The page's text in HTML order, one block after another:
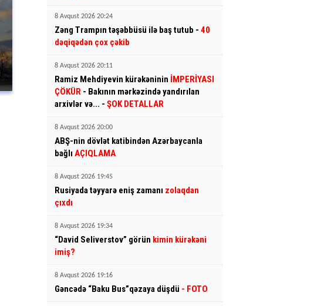
8 Avqust 2026 20:24
Zəng Trampın təşəbbüsü ilə baş tutub - 40
dəqiqədən çox çəkib
8 Avqust 2026 20:11
Ramiz Mehdiyevin kürəkəninin İMPERİYASI
ÇÖKÜR - Bakının mərkəzində yandırılan
arxivlər və... - ŞOK DETALLAR
8 Avqust 2026 20:00
ABŞ-nin dövlət katibindən Azərbaycanla
bağlı AÇIQLAMA
8 Avqust 2026 19:45
Rusiyada təyyarə eniş zamanı zolaqdan
çıxdı
8 Avqust 2026 19:34
“David Seliverstov” görün kimin kürəkəni
imiş?
8 Avqust 2026 19:16
Gəncədə “Baku Bus”qəzaya düşdü - FOTO